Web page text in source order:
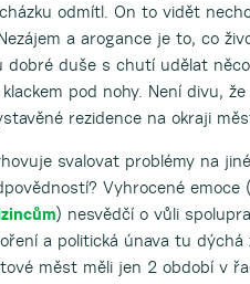
odmítl. On to vidět
a arogance je to, co
dobré duše s chutí udělat
pod nohy. Není divu,
rezidence na okraji
svalovat problémy na
Vyhrocené emoce
) nesvědčí o vůli
a politická únava tu
měst měli jen 2 období v